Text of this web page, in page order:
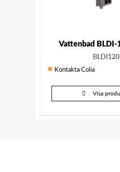
Vattenbad BLDI-
Kontakta Colia
Visa